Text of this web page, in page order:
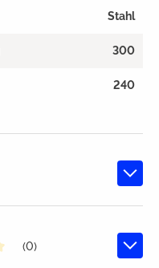
(0)
Stahl
300
240